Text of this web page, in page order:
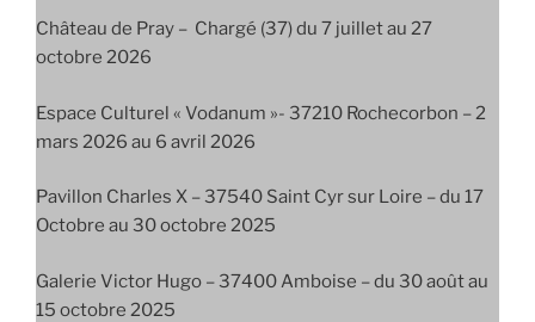
Château de Pray – Chargé (37) du 7 juillet au 27
octobre 2026
Espace Culturel « Vodanum »- 37210 Rochecorbon – 2
mars 2026 au 6 avril 2026
Pavillon Charles X – 37540 Saint Cyr sur Loire – du 17
Octobre au 30 octobre 2025
Galerie Victor Hugo – 37400 Amboise – du 30 août au
15 octobre 2025